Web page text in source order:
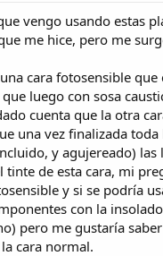
vengo usando estas
me hice, pero me
cara fotosensible que
luego con sosa
cuenta que la otra
una vez finalizada toda
y agujereado) las
tinte de esta cara, mi
y si se podría
con la
pero me gustaría
cara normal.